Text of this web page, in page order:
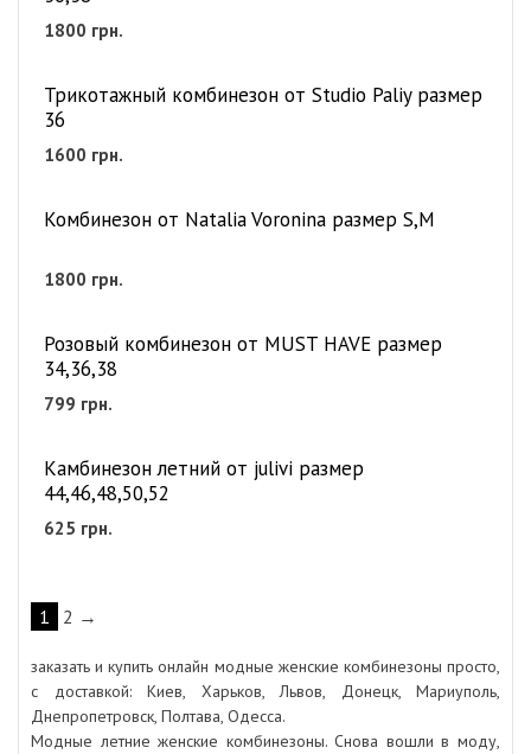
1800 грн.
Трикотажный комбинезон от Studio Paliy размер
36
1600 грн.
Комбинезон от Natalia Voronina размер S,M
1800 грн.
Розовый комбинезон от MUST HAVE размер
34,36,38
799 грн.
Камбинезон летний от julivi размер
44,46,48,50,52
625 грн.
1 2 →
заказать и купить онлайн модные женские комбинезоны просто,
с доставкой: Киев, Харьков, Львов, Донецк, Мариуполь,
Днепропетровск, Полтава, Одесса.
Модные летние женские комбинезоны. Снова вошли в моду,